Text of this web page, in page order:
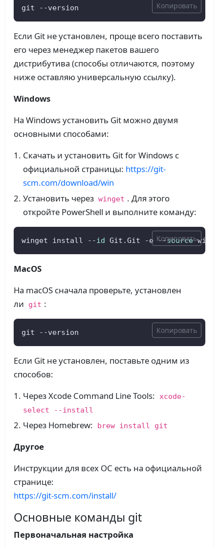
git --version Копировать
Если Git не установлен, проще всего поставить
его через менеджер пакетов вашего
дистрибутива (способы отличаются, поэтому
ниже оставляю универсальную ссылку).
Windows
На Windows установить Git можно двумя
основными способами:
Скачать и установить Git for Windows с
официальной страницы: https://git-
scm.com/download/win
Установить через winget . Для этого
откройте PowerShell и выполните команду:
winget install --id Git.Git -e --source
Копировать
MacOS
На macOS сначала проверьте, установлен
ли
git :
git --version Копировать
Если Git не установлен, поставьте одним из
способов:
Через Xcode Command Line Tools:
xcode-
select --install
Через Homebrew: brew install git
Другое
Инструкции для всех ОС есть на официальной
странице:
https://git-scm.com/install/
Основные команды git
Первоначальная настройка